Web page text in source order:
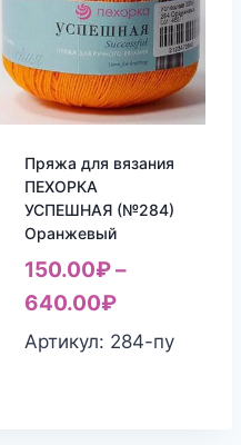
Пряжа для вязания
ПЕХОРКА
УСПЕШНАЯ (№284)
Оранжевый
150.00₽–
640.00₽
Артикул: 284-пу